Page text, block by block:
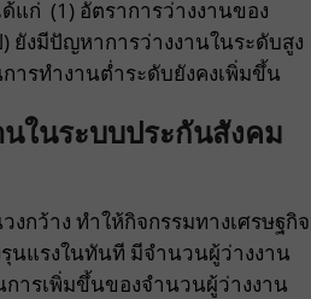
ก่ (1) อัตราการว่างงานของ
ยังมีปัญหาการว่างงานในระดับสูง
ารทำงานต่ำระดับยังคงเพิ่มขึ้น
นในระบบประกันสังคม
กว้าง ทำให้กิจกรรมทางเศรษฐกิจ
นแรงในทันที มีจำนวนผู้ว่างงาน
ารเพิ่มขึ้นของจำนวนผู้ว่างงาน